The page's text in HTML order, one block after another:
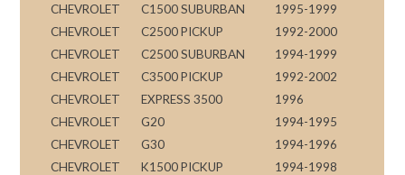
CHEVROLET
C1500 SUBURBAN
1995-1999
CHEVROLET
C2500 PICKUP
1992-2000
CHEVROLET
C2500 SUBURBAN
1994-1999
CHEVROLET
C3500 PICKUP
1992-2002
CHEVROLET
EXPRESS 3500
1996
CHEVROLET
G20
1994-1995
CHEVROLET
G30
1994-1996
CHEVROLET
K1500 PICKUP
1994-1998